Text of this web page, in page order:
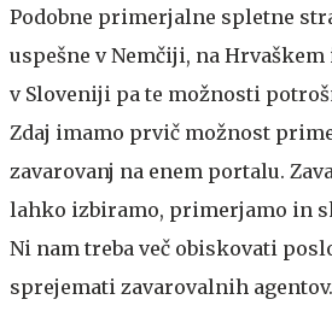
Podobne primerjalne spletne
uspešne v Nemčiji, na
v Sloveniji pa te možnosti
Zdaj imamo prvič možnost
zavarovanj na enem portalu.
lahko izbiramo, primerjamo in
Ni nam treba več obiskovati
sprejemati zavarovalnih agentov.